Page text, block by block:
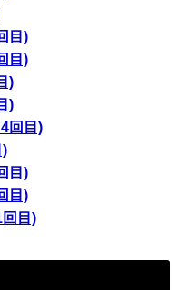
目)
目)
)
)
回目)
)
目)
目)
目)